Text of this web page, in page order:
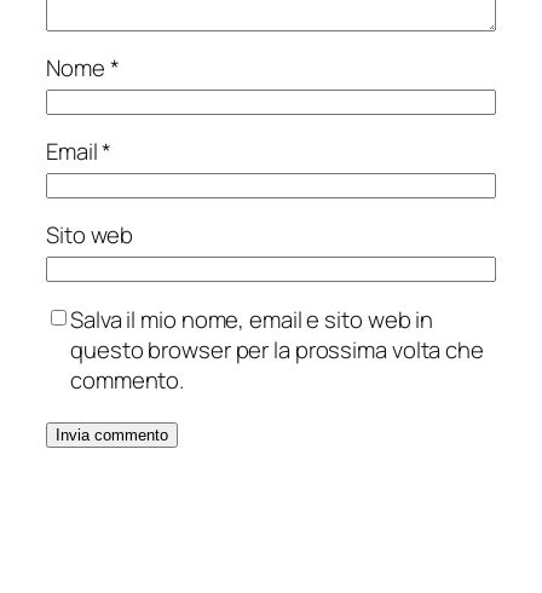
Nome*
Email*
Sito web
Salva il mio nome, email e sito web in
questo browser per la prossima volta che
commento.